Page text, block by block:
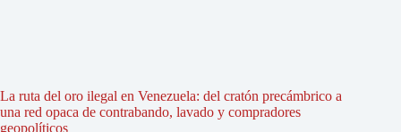
La ruta del oro ilegal en Venezuela: del cratón precámbrico a
una red opaca de contrabando, lavado y compradores
geopolíticos